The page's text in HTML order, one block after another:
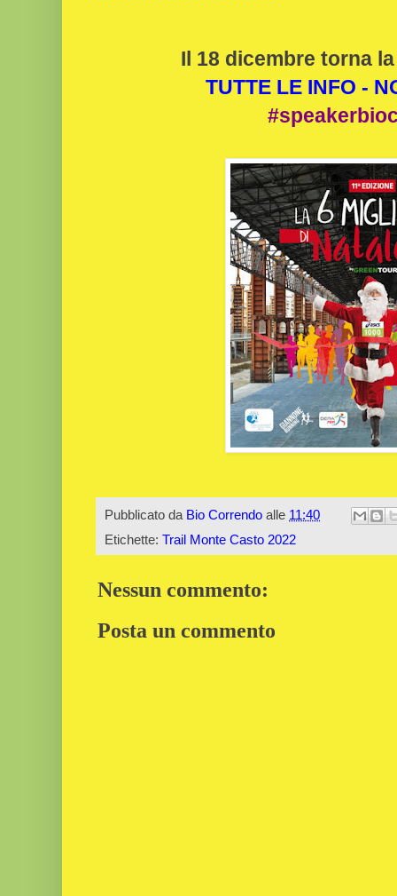
Il 18 dicembre torna
TUTTE LE INFO -
Pubblicato da Bio Correndo alle 11:40
Etichette: Trail Monte Casto 2022
Nessun commento:
Posta un commento